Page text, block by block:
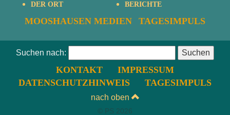
DER ORT
BERICHTE
MOOSHAUSEN MEDIEN TAGESIMPULS
Suchen nach:
KONTAKT
IMPRESSUM
DATENSCHUTZHINWEIS
TAGESIMPULS
nach oben
© PS 2026